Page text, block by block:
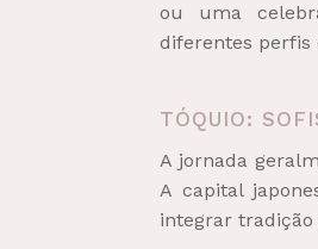
ou uma
diferentes perfis
TÓQUIO:
A jornada
A capital
integrar tradição